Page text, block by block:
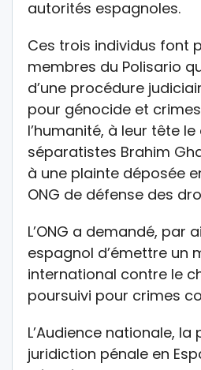
autorités espagnoles.
Ces trois individus font
membres du Polisario
d’une procédure
pour génocide et
l’humanité, à leur tête
séparatistes Brahim
à une plainte déposée
ONG de défense des
L’ONG a demandé, par
espagnol d’émettre un
international contre le
poursuivi pour crimes
L’Audience nationale, la
juridiction pénale en